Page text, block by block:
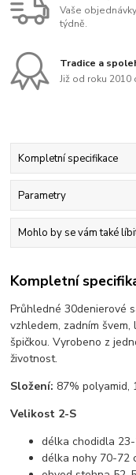
Vaše
týdně.
Tradice a
Již od roku
Kompletní specifikace
Parametry
Mohlo by se vám také
Kompletní
Průhledné 30denierové
vzhledem, zadním
špičkou. Vyrobeno z
životnost.
Složení: 87% polyamid,
Velikost 2-S
délka chodidla
délka nohy 70-72